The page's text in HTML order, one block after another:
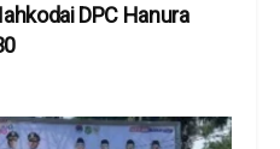
DPC Hanura